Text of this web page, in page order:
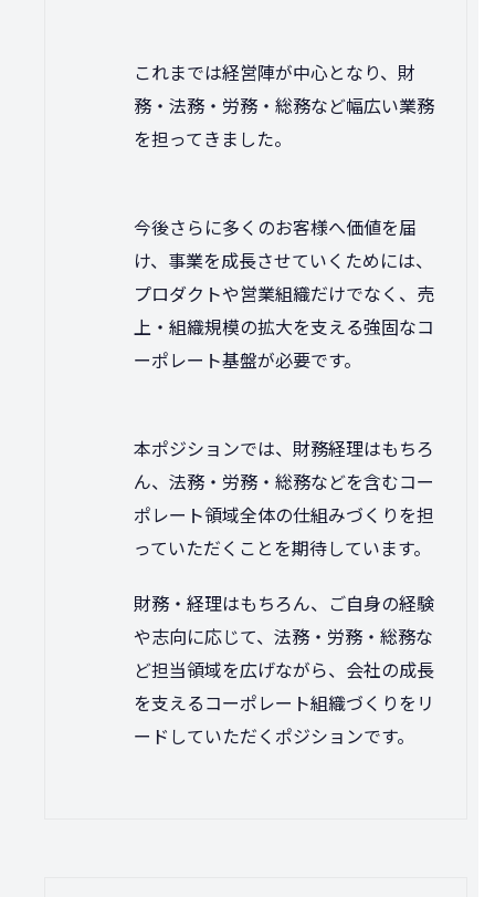
これまでは経営陣が中心となり、財
務・法務・労務・総務など幅広い業務
を担ってきました。
今後さらに多くのお客様へ価値を届
け、事業を成長させていくためには、
プロダクトや営業組織だけでなく、売
上・組織規模の拡大を支える強固なコ
ーポレート基盤が必要です。
本ポジションでは、財務経理はもちろ
ん、法務・労務・総務などを含むコー
ポレート領域全体の仕組みづくりを担
っていただくことを期待しています。
財務・経理はもちろん、ご自身の経験
や志向に応じて、法務・労務・総務な
ど担当領域を広げながら、会社の成長
を支えるコーポレート組織づくりをリ
ードしていただくポジションです。